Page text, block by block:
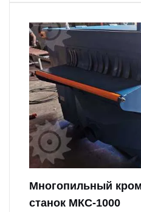
Многопильный
станок МКС-1000